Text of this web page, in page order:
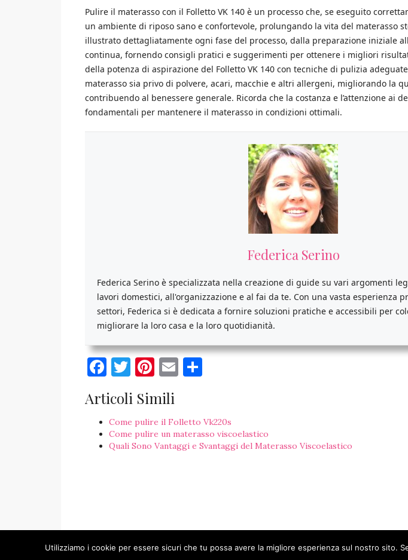
Pulire il materasso con il Folletto VK 140 è un processo che, se eseguito
un ambiente di riposo sano e confortevole, prolungando la vita del materasso
illustrato dettagliatamente ogni fase del processo, dalla preparazione iniziale
continua, fornendo consigli pratici e suggerimenti per ottenere i migliori
della potenza di aspirazione del Folletto VK 140 con tecniche di pulizia
materasso sia privo di polvere, acari, macchie e altri allergeni, migliorando la
contribuendo al benessere generale. Ricorda che la costanza e l’attenzione ai
fondamentali per mantenere il materasso in condizioni ottimali.
Federica Serino
Federica Serino è specializzata nella creazione di guide su vari argomenti
lavori domestici, all'organizzazione e al fai da te. Con una vasta esperienza
settori, Federica si è dedicata a fornire soluzioni pratiche e accessibili per
migliorare la loro casa e la loro quotidianità.
Facebook
Twitter
Pinterest
Email
Articoli Simili
Come pulire il Folletto Vk220s
Come pulire un materasso viscoelastico
Quali Sono Vantaggi e Svantaggi del Materasso Viscoelastico
Utilizziamo i cookie per essere sicuri che tu possa avere la migliore esperienza sul nostro sito.